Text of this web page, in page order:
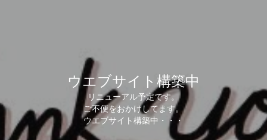
ウエブサイト構築中
リニューアル予定です。
ご不便をおかけしてます。
ウエブサイト構築中・・・